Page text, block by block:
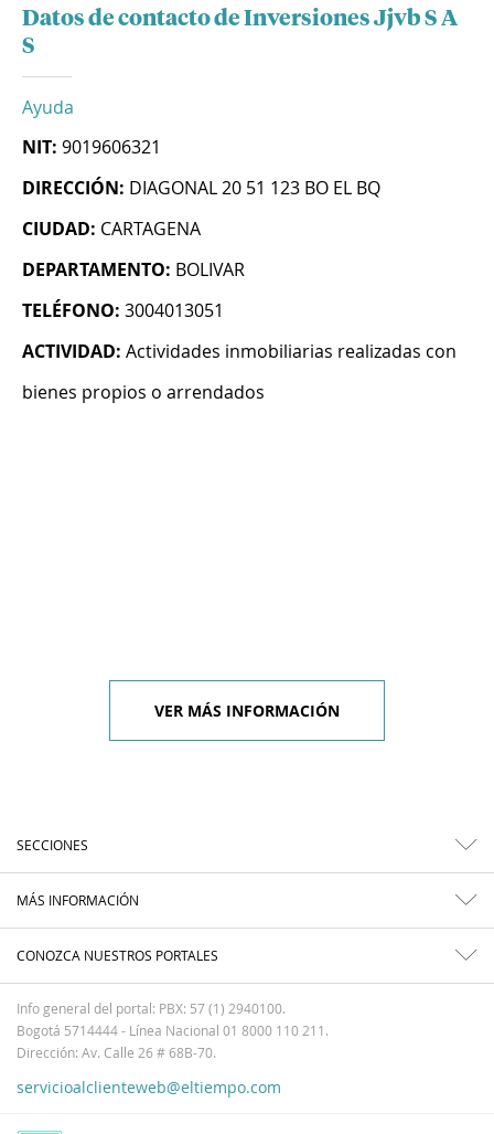
Datos de contacto de Inversiones Jjvb S A
S
Ayuda
NIT: 9019606321
DIRECCIÓN: DIAGONAL 20 51 123 BO EL BQ
CIUDAD: CARTAGENA
DEPARTAMENTO: BOLIVAR
TELÉFONO: 3004013051
ACTIVIDAD: Actividades inmobiliarias realizadas con
bienes propios o arrendados
VER MÁS INFORMACIÓN
SECCIONES
MÁS INFORMACIÓN
CONOZCA NUESTROS PORTALES
Info general del portal: PBX: 57 (1) 2940100.
Bogotá 5714444 - Línea Nacional 01 8000 110 211.
Dirección: Av. Calle 26 # 68B-70.
servicioalclienteweb@eltiempo.com